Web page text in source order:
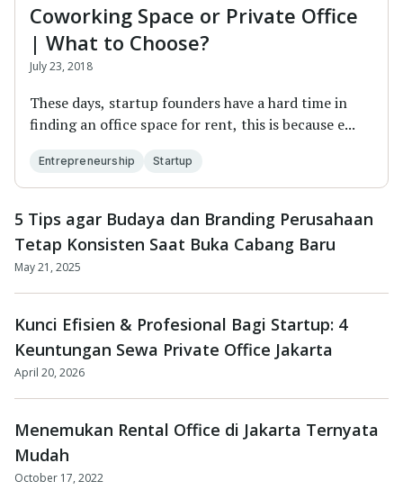
Coworking Space or Private Office
| What to Choose?
July 23, 2018
These days, startup founders have a hard time in
finding an office space for rent, this is because e...
Entrepreneurship Startup
5 Tips agar Budaya dan Branding Perusahaan
Tetap Konsisten Saat Buka Cabang Baru
May 21, 2025
Kunci Efisien & Profesional Bagi Startup: 4
Keuntungan Sewa Private Office Jakarta
April 20, 2026
Menemukan Rental Office di Jakarta Ternyata
Mudah
October 17, 2022